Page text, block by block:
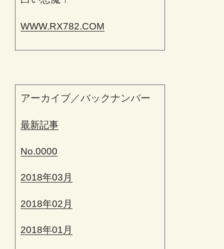
WWW.RX782.COM
アーカイブ／バックナンバー
最新記事
No.0000
2018年03月
2018年02月
2018年01月